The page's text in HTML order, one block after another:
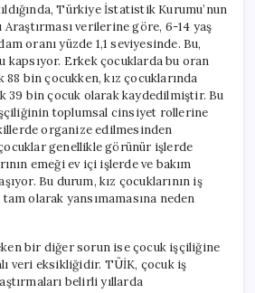
Türkiye İstatistik Kurumu’nun
Araştırması verilerine göre, 6-14 yaş
oranı yüzde 1,1 seviyesinde. Bu,
kapsıyor. Erkek çocuklarda bu oran
88 bin çocukken, kız çocuklarında
39 bin çocuk olarak kaydedilmiştir. Bu
toplumsal cinsiyet rollerine
organize edilmesinden
genellikle görünür işlerde
emeği ev içi işlerde ve bakım
Bu durum, kız çocuklarının iş
olarak yansımamasına neden
bir diğer sorun ise çocuk işçiliğine
veri eksikliğidir. TÜİK, çocuk iş
belirli yıllarda